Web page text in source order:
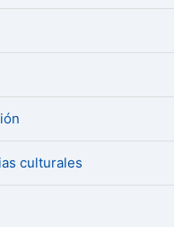
culturales